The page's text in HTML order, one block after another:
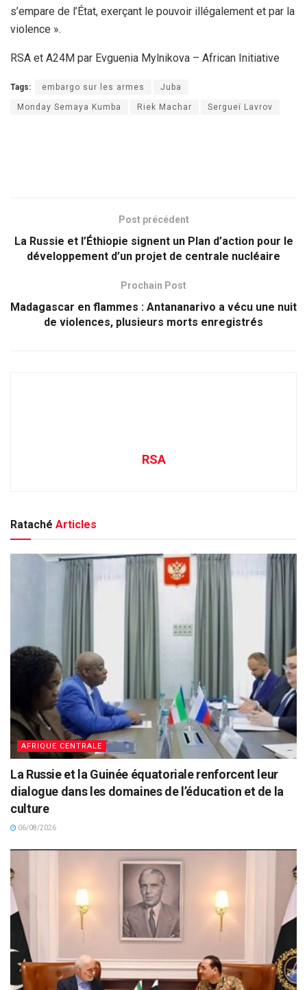
s’empare de l’État, exerçant le pouvoir illégalement et par la
violence ».
RSA et A24M par Evguenia Mylnikova – African Initiative
Tags: embargo sur les armes Juba
Monday Semaya Kumba Riek Machar Sergueï Lavrov
Post précédent
La Russie et l’Éthiopie signent un Plan d’action pour le
développement d’un projet de centrale nucléaire
Prochain Post
Madagascar en flammes : Antananarivo a vécu une nuit
de violences, plusieurs morts enregistrés
RSA
Rataché Articles
AFRIQUE CENTRALE
La Russie et la Guinée équatoriale renforcent leur
dialogue dans les domaines de l’éducation et de la
culture
06/08/2026